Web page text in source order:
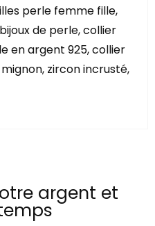
perle femme fille,
de perle, collier
en argent 925, collier
zircon incrusté,
argent et